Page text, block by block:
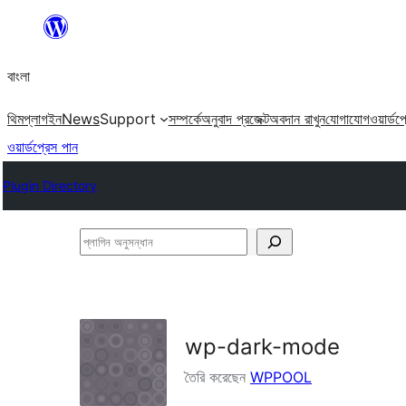
যান
বাংলা
থিমপ্লাগইনNewsSupport সম্পর্কেঅনুবাদ প্রজেক্টঅবদান রাখুনযোগাযোগ
ওয়ার্ডপ্রেস পান
Plugin Directory
প্লাগিন
wp-dark-mode
তৈরি করেছেন WPPOOL